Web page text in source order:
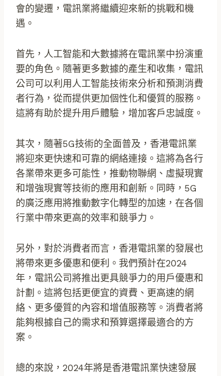
會的變遷，電訊業將繼續迎來新的挑戰和機
遇。
首先，人工智能和大數據將在電訊業中扮演重
要的角色。隨著更多數據的產生和收集，電訊
公司可以利用人工智能技術來分析和預測消費
者行為，從而提供更加個性化和優質的服務。
這將有助於提升用戶體驗，增加客戶忠誠度。
其次，隨著5G技術的全面普及，香港電訊業
將迎來更快速和可靠的網絡連接。這將為各行
各業帶來更多可能性，推動物聯網、虛擬現實
和增強現實等技術的應用和創新。同時，5G
的廣泛應用將推動數字化轉型的加速，在各個
行業中帶來更高的效率和競爭力。
另外，對於消費者而言，香港電訊業的發展也
將帶來更多優惠和便利。我們預計在2024
年，電訊公司將推出更具競爭力的用戶優惠和
計劃。這將包括更便宜的資費、更高速的網
絡、更多優質的內容和增值服務等。消費者將
能夠根據自己的需求和預算選擇最適合的方
案。
總的來說，2024年將是香港電訊業快速發展